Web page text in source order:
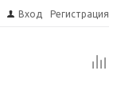
Вход Регистрация